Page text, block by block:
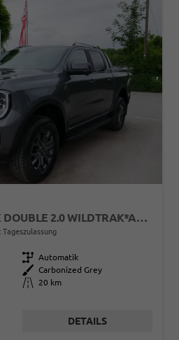
ECOBLUE WILDTRAK DOUBLE 2.0 WILDTRAK*AHK*NAVI*LED*PDC*KAMERA*TEMPOMAT*SHZ*KLIMA
Tageszulassung
Getriebe Automatik
Außenfarbe
Carbonized Grey
Kilometerstand
20 km
DETAILS